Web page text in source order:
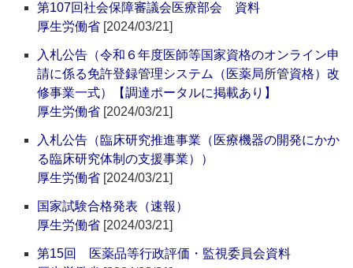
第107回社会保障審議会医療部会 資料
厚生労働省 [2024/03/21]
入札公告（令和６年度医師等国家資格のオンライン申
請に係る免許登録管理システム（医薬局所管資格）改
修事業一式）【調達ポータルに掲載あり】
厚生労働省 [2024/03/21]
入札公告（臨床研究推進事業（医療機器の開発にかか
る臨床研究体制の支援事業））
厚生労働省 [2024/03/21]
国家試験合格発表（速報）
厚生労働省 [2024/03/21]
第15回 医薬品等行政評価・監視委員会資料